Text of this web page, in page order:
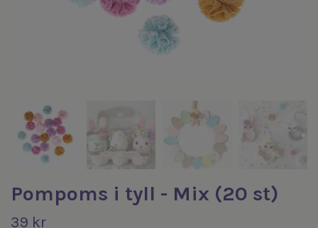
Pompoms i tyll - Mix (20 st)
39 kr